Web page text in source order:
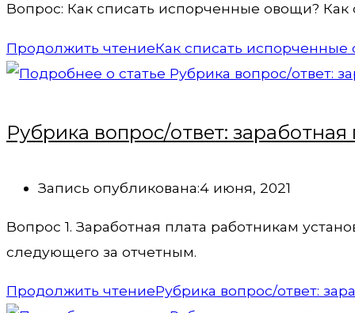
Вопрос: Как списать испорченные овощи? Как
Продолжить чтениеКак списать испорченные
Рубрика вопрос/ответ:
Запись опубликована:4 июня, 2021
Вопрос 1. Заработная плата работникам
следующего за отчетным.
Продолжить чтениеРубрика вопрос/ответ: